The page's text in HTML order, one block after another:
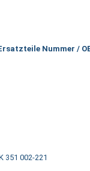
Nummer /
351 002-221